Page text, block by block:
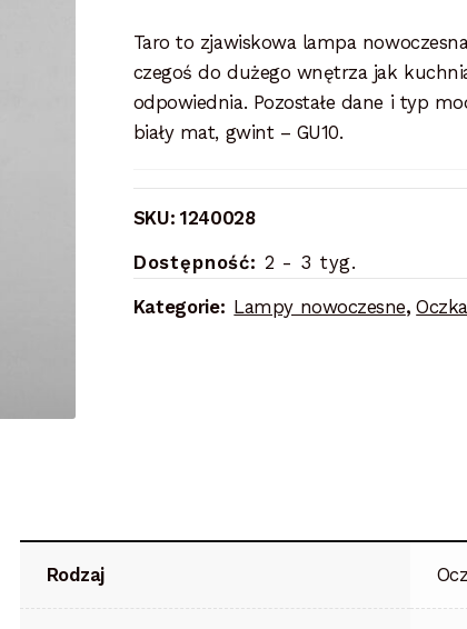
Taro to zjawiskowa lampa
czegoś do dużego wnętrza jak
odpowiednia. Pozostałe dane i typ
biały mat, gwint – GU10.
SKU: 1240028
Dostępność: 2 - 3 tyg.
Kategorie: Lampy nowoczesne,
Rodzaj